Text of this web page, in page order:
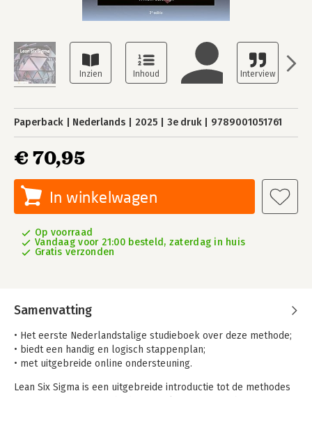
Paperback Nederlands 2025 3e druk 9789001051761
€ 70,95
In winkelwagen
Op voorraad
Vandaag voor 21:00 besteld, zaterdag in huis
Gratis verzonden
Samenvatting
• Het eerste Nederlandstalige studieboek over deze methode;
• biedt een handig en logisch stappenplan;
• met uitgebreide online ondersteuning.
Lean Six Sigma is een uitgebreide introductie tot de methodes